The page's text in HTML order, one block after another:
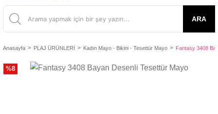
ARA
Anasayfa PLAJ ÜRÜNLERİ Kadın Mayo - Bikini - Tesettür Mayo Fantasy 3408
%8